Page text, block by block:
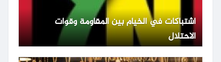
اشتباكات في الخيام بين المقاومة وقوات
الاحتلال